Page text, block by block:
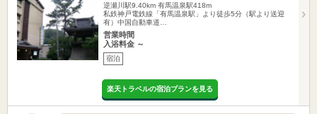
逆瀬川駅9.40km 有馬温泉駅418m
私鉄神戸電鉄線「有馬温泉駅」より徒歩5分（駅より送迎
有）中国自動車道…
営業時間
入浴料金 ～
宿泊
楽天トラベルの宿泊プランを見る